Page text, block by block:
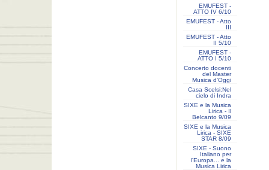
EMUFEST -
ATTO IV 6/10
EMUFEST - Atto
III
EMUFEST - Atto
II 5/10
EMUFEST -
ATTO I 5/10
Concerto docenti
del Master
Musica d'Oggi
Casa Scelsi:Nel
cielo di Indra
SIXE e la Musica
Lirica - Il
Belcanto 9/09
SIXE e la Musica
Lirica - SIXE
STAR 8/09
SIXE - Suono
Italiano per
l'Europa... e la
Musica Lirica